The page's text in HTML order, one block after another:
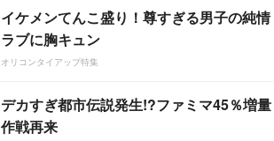
イケメンてんこ盛り！尊すぎる男子の純情
ラブに胸キュン
オリコンタイアップ特集
デカすぎ都市伝説発生!?ファミマ45％増量
作戦再来